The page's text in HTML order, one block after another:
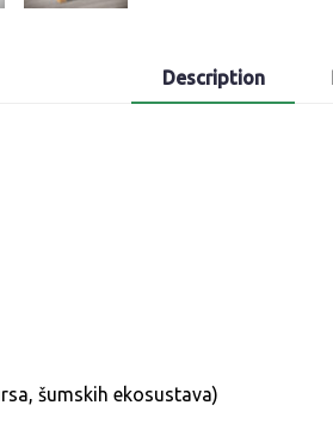
Description
šumskih ekosustava)